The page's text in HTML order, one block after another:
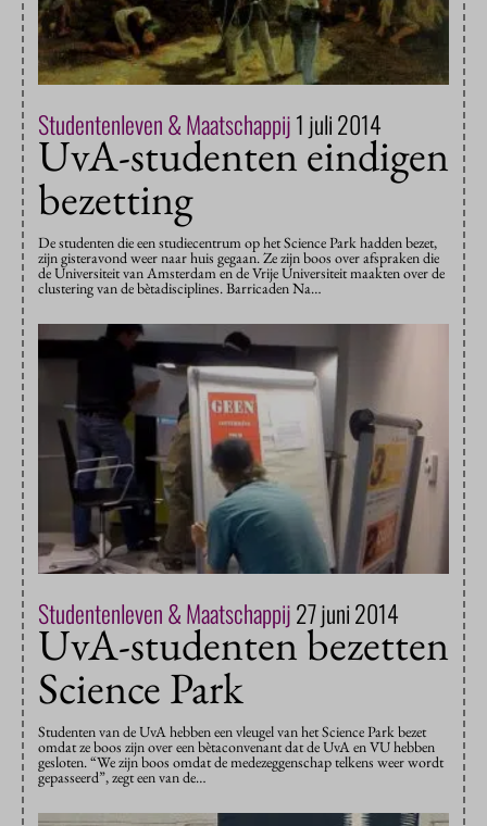
Studentenleven & Maatschappij1 juli 2014
UvA-studenten eindigen
bezetting
De studenten die een studiecentrum op het Science Park hadden bezet,
zijn gisteravond weer naar huis gegaan. Ze zijn boos over afspraken die
de Universiteit van Amsterdam en de Vrije Universiteit maakten over de
clustering van de bètadisciplines. Barricaden Na…
Studentenleven & Maatschappij27 juni 2014
UvA-studenten bezetten
Science Park
Studenten van de UvA hebben een vleugel van het Science Park bezet
omdat ze boos zijn over een bètaconvenant dat de UvA en VU hebben
gesloten. “We zijn boos omdat de medezeggenschap telkens weer wordt
gepasseerd”, zegt een van de…